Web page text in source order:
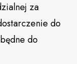
za
do
do